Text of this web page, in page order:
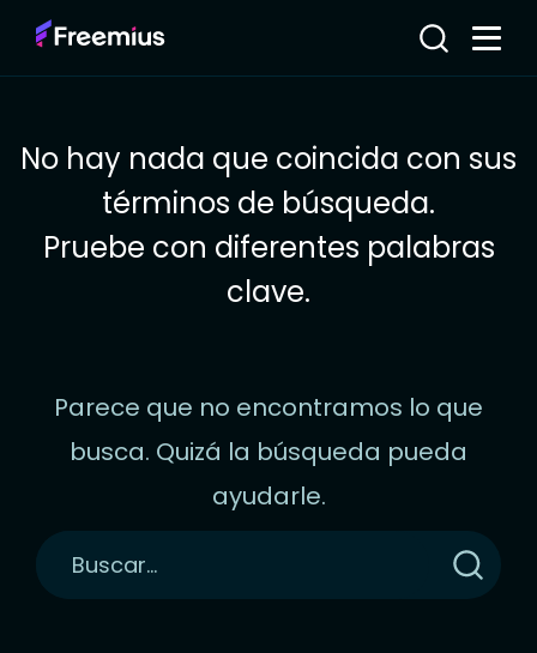
No hay nada que coincida con sus
términos de búsqueda.
Pruebe con diferentes palabras
clave.
Parece que no encontramos lo que
busca. Quizá la búsqueda pueda
ayudarle.
Haga